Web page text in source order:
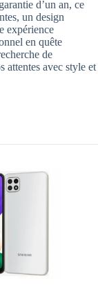
d’un an, ce
un design
expérience
en quête
de
attentes avec style et